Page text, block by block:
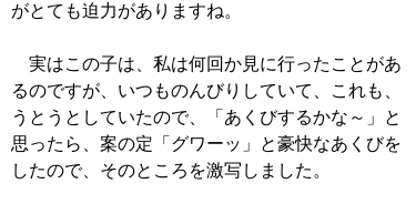
がとても迫力がありますね。
実はこの子は、私は何回か見に行ったことがあ
るのですが、いつものんびりしていて、これも、
うとうとしていたので、「あくびするかな～」と
思ったら、案の定「グワーッ」と豪快なあくびを
したので、そのところを激写しました。